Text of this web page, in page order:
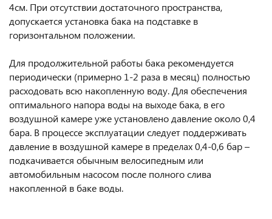
4см. При отсутствии достаточного пространства,
допускается установка бака на подставке в
горизонтальном положении.
Для продолжительной работы бака рекомендуется
периодически (примерно 1-2 раза в месяц) полностью
расходовать всю накопленную воду. Для обеспечения
оптимального напора воды на выходе бака, в его
воздушной камере уже установлено давление около 0,4
бара. В процессе эксплуатации следует поддерживать
давление в воздушной камере в пределах 0,4-0,6 бар –
подкачивается обычным велосипедным или
автомобильным насосом после полного слива
накопленной в баке воды.